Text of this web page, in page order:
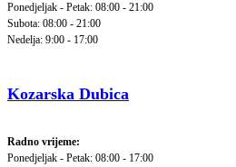
Ponedjeljak - Petak: 08:00 - 21:00
Subota: 08:00 - 21:00
Nedelja: 9:00 - 17:00
Kozarska Dubica
Radno vrijeme:
Ponedjeljak - Petak: 08:00 - 17:00